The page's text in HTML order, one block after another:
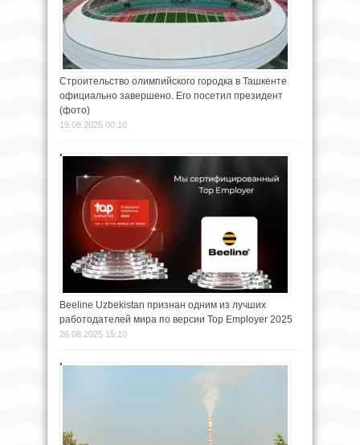
Строительство олимпийского городка в Ташкенте
официально завершено. Его посетил президент
(фото)
19.08.2025 00:10
Beeline Uzbekistan признан одним из лучших
работодателей мира по версии Top Employer 2025
26.08.2025 15:10